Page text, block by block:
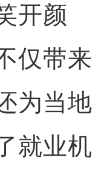
开颜
带来
为当地
就业机